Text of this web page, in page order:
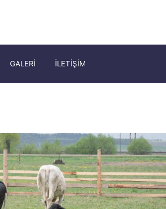
GALERİ İLETİŞİM